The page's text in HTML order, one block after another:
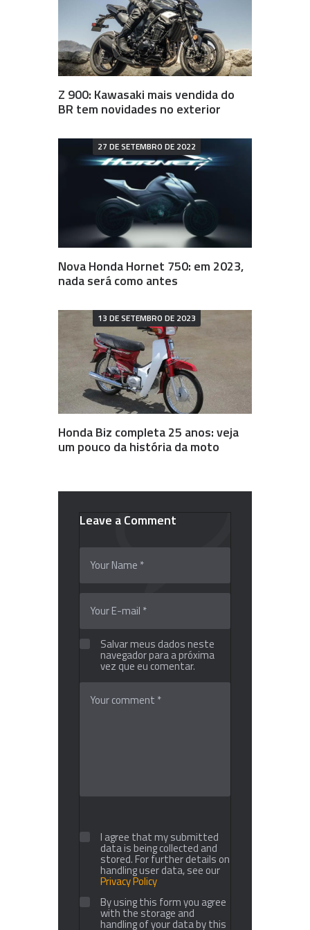
Z 900: Kawasaki mais vendida do
BR tem novidades no exterior
27 DE SETEMBRO DE 2022
Nova Honda Hornet 750: em 2023,
nada será como antes
13 DE SETEMBRO DE 2023
Honda Biz completa 25 anos: veja
um pouco da história da moto
Leave a Comment
Salvar meus dados neste
navegador para a próxima
vez que eu comentar.
I agree that my submitted
data is being collected and
stored. For further details on
handling user data, see our
Privacy Policy
By using this form you agree
with the storage and
handling of your data by this